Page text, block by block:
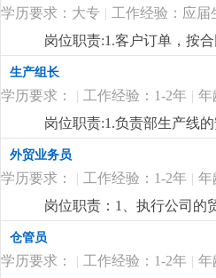
排、业务培训等，并对业
完成情况对其进行考核，
实施各种促销、宣传活动
作地点在国外，薪资
学历要求：大专 | 工作经验：应届
岗位职责:1.客户订单，按
2.根据生产部反馈信息掌
安排生产，跟踪样品进度
知相关部门5.客户资信、
记、初步处理、信息传递
wod等办公软件；。自制
顾客满意度测量程序对客
守则外，心须遵守公司制
优先考虑，男女不限2.英
4.工作有条理，细致、认
文字撰写能力和较强的沟
生产组长
学历要求： | 工作经验：1-2年 | 年
岗位职责:1.负责部生产线
掌握属员之心态与动向，
融入公司文化、热爱公司
生产任务、生产顺序及完
况，调控好生产序次与进
施且督导实施，确定指标
中之自我品质控制及物料
报表之编制、审核、分析
外贸业务员
学历要求： | 工作经验：1-2年 | 年
岗位职责：1、执行公司的
同；3、负责生产跟踪、发
6、业务相关资料的整理和
上.3、会计算机办公软件
仓管员
学历要求： | 工作经验：1-2年 | 年